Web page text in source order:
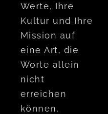
Werte, Ihre
Kultur und Ihre
Mission auf
eine Art, die
Worte allein
nicht
erreichen
können.